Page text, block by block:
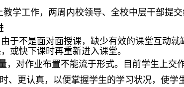
学工作，两周内校领导、全校中层干部提交
于不是面对面授课，缺少有效的课堂互动
或快下课时再重新进入课堂。
，对作业布置不能流于形式。目前学生上交
、更认真，以便掌握学生的学习状况，使学